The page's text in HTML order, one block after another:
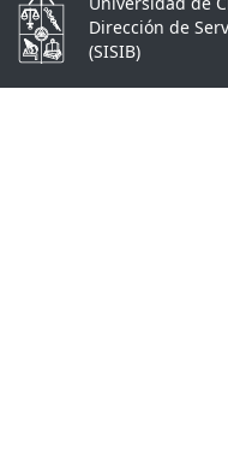
Dirección de
(SISIB)